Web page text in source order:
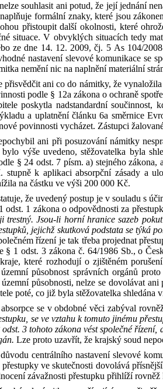
souhlasit ani potud, že její jednání
formální znaky, které jsou
přistoupit další okolnosti, které
situace. V obvyklých situacích tedy
ze dne 14. 12. 2009,čj. 5 As 104/2008
nastavení slevové komunikace se
nemění nic na naplnění materiální
přisvědčit ani co do námitky, že
podle § 12a zákona o ochraně
poskytla nadstandardní
a uplatnění článku 6a směrnice
povinnosti vycházet. Zástupci
ani při posuzování námitky
výše uvedeno, stěžovatelka byla
§ 24 odst. 7 písm. a) stejného zákona, a
stupně k aplikaci absorpční zásady a
na částku ve výši 200 000 Kč.
že uvedený postup je v souladu s
odst. 1 zákona o odpovědnosti za
trestný. Jsou‑li horní hranice sazeb
jejichž skutková podstata se týká
řízení je tak třeba projednat
§ 1odst. 3 zákona č. 64/1986 Sb.,o
které rozhodují o zjištěném
působnost správních orgánů
působnosti, nelze se dovolávat ani
poté, co již byla stěžovatelka shledána
se v obdobné věci zabýval
se ve vztahu k tomuto jinému
odst. 3 tohoto zákona vést společné
Lze proto uzavřít, že krajský soud
důvodu centrálního nastavení slevové
přestupky ve skutečnosti dovolává
závažnosti přestupku přihlíží rovněž